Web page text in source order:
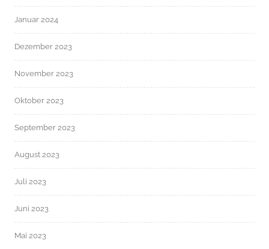
Januar 2024
Dezember 2023
November 2023
Oktober 2023
September 2023
August 2023
Juli 2023
Juni 2023
Mai 2023